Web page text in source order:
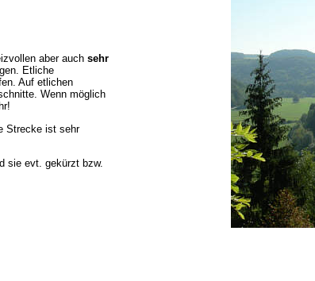
aber auch sehr
Etliche
Auf etlichen
Wenn möglich
Strecke ist sehr
sie evt. gekürzt bzw.